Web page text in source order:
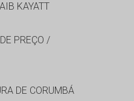
KAYATT
PREÇO /
DE CORUMBÁ